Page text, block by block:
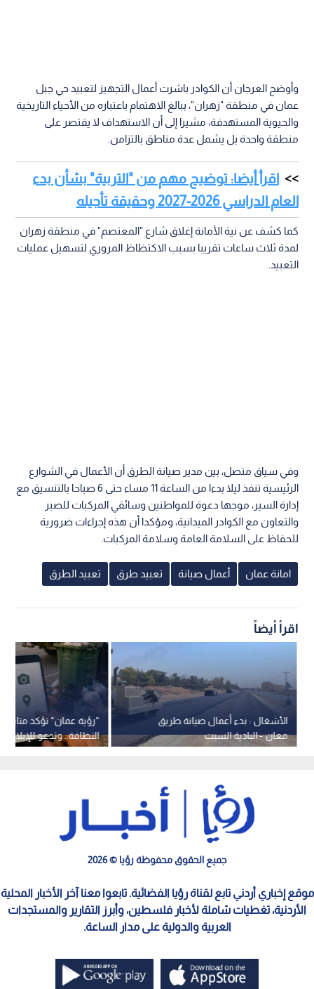
وأوضح العرجان أن الكوادر باشرت أعمال التجهيز لتعبيد حي جبل
عمان في منطقة "زهران"، ببالغ الاهتمام باعتباره من الأحياء التاريخية
والحيوية المستهدفة، مشيرا إلى أن الاستهداف لا يقتصر على
منطقة واحدة بل يشمل عدة مناطق بالتزامن.
اقرأ أيضا: توضيح مهم من "التربية" بشأن بدء
العام الدراسي 2026-2027 وحقيقة تأجيله
كما كشف عن نية الأمانة إغلاق شارع "المعتصم" في منطقة زهران
لمدة ثلاث ساعات تقريبا بسبب الاكتظاظ المروري لتسهيل عمليات
التعبيد.
وفي سياق متصل، بين مدير صيانة الطرق أن الأعمال في الشوارع
الرئيسية تنفذ ليلا بدءا من الساعة 11 مساء حتى 6 صباحا بالتنسيق مع
إدارة السير، موجها دعوة للمواطنين وسائقي المركبات للصبر
والتعاون مع الكوادر الميدانية، ومؤكدا أن هذه إجراءات ضرورية
للحفاظ على السلامة العامة وسلامة المركبات.
امانة عمان أعمال صيانة تعبيد طرق تعبيد الطرق
اقرأ أيضاً
"رؤية عمان" تؤكد
النظافة.. وتدعو للإبلاغ
الرسمية
الأشغال : بدء أعمال صيانة طريق
معان - البادية السبت
جميع الحقوق محفوظة رؤيا © 2026
موقع إخباري أردني تابع لقناة رؤيا الفضائية. تابعوا معنا آخر الأخبار المحلية
الأردنية، تغطيات شاملة لأخبار فلسطين، وأبرز التقارير والمستجدات
العربية والدولية على مدار الساعة.